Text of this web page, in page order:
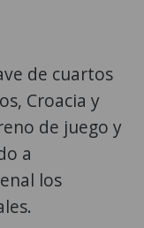
de cuartos
Croacia y
de juego y
a
los